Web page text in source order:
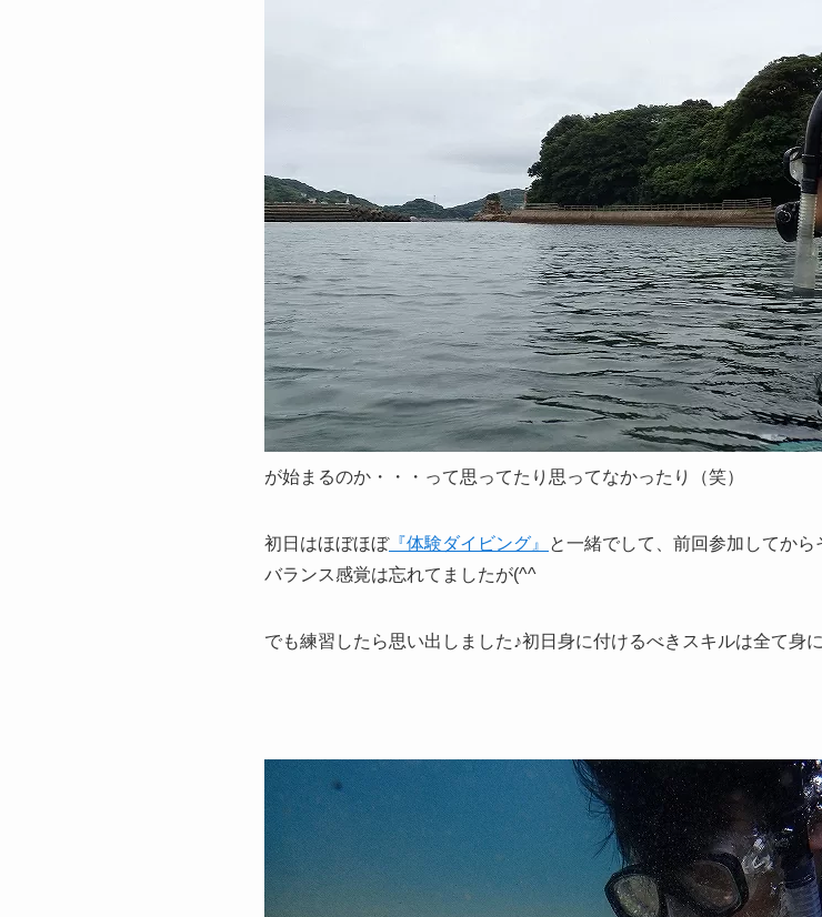
が始まるのか・・・って思ってたり思ってなかったり（笑）
初日はほぼほぼ『体験ダイビング』
と一緒でして、前回参加してか
バランス感覚は忘れてましたが(^^ゞ
でも練習したら思い出しました♪初日身に付けるべきスキルは全て身